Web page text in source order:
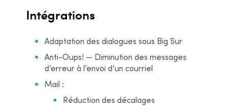
Intégrations
Adaptation des dialogues sous Big Sur
Anti-Oups! — Diminution des messages
d’erreur à l’envoi d’un courriel
Mail :
Réduction des décalages